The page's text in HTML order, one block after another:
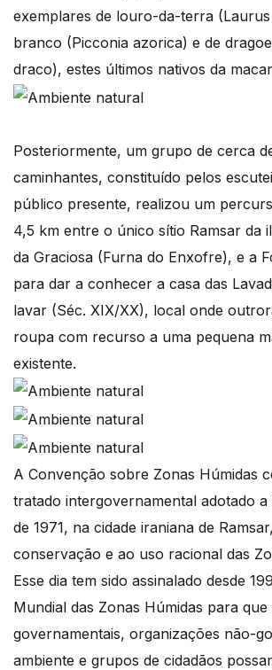
exemplares de louro-da-terra
branco (Picconia azorica) e de
draco), estes últimos nativos da
Posteriormente, um grupo de cerca
caminhantes, constituído pelos
público presente, realizou um
4,5 km entre o único sítio Ramsar da
da Graciosa (Furna do Enxofre), e a
para dar a conhecer a casa das
lavar (Séc. XIX/XX), local onde
roupa com recurso a uma pequena
existente.
A Convenção sobre Zonas Húmidas
tratado intergovernamental adotado
de 1971, na cidade iraniana de
conservação e ao uso racional das
Esse dia tem sido assinalado desde
Mundial das Zonas Húmidas para que
governamentais, organizações não-
ambiente e grupos de cidadãos